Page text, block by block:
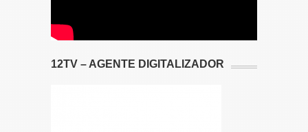
12TV – AGENTE DIGITALIZADOR